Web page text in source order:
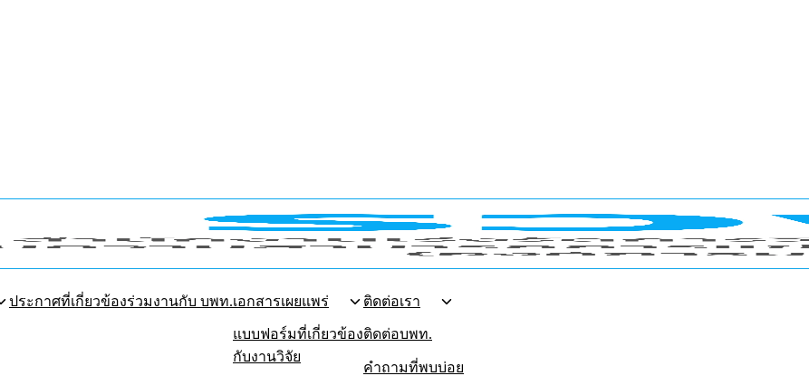
ประกาศที่เกี่ยวข้องร่วมงานกับ บพท.เอกสารเผยแพร่
แบบฟอร์มที่เกี่ยวข้อง
กับงานวิจัย
ติดต่อเรา
ติดต่อบพท.
คำถามที่พบบ่อย